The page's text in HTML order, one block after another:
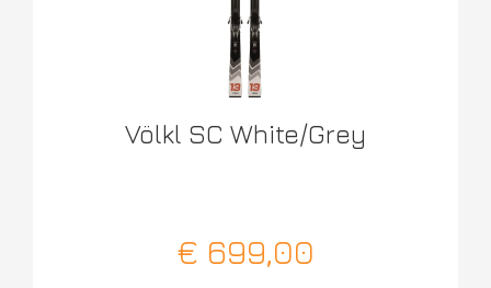
Völkl SC White/Grey
€ 699,00